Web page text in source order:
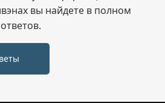
вы найдете в полном